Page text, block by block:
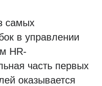
самых
в управлении
HR-
часть первых
оказывается